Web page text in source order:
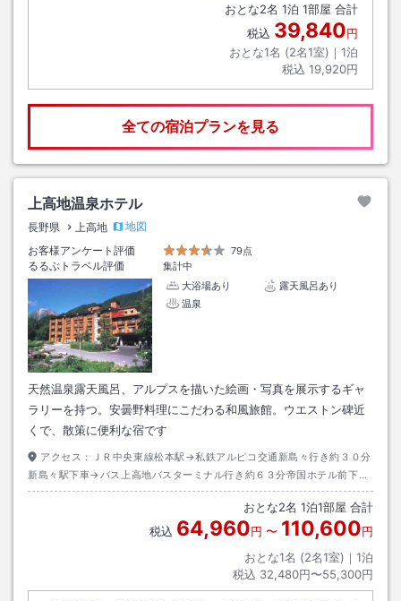
おとな2名 1泊 1部屋 合計
税込 39,840円
おとな1名 (2名1室)｜ 1泊
税込 19,920円
全ての宿泊プランを見る
上高地温泉ホテル
長野県 上高地
地図
お客様アンケート評価
79点
るるぶトラベル評価
集計中
大浴場あり
露天風呂あり
温泉
天然温泉露天風呂、アルプスを描いた絵画・写真を展示するギャ
ラリーを持つ。安曇野料理にこだわる和風旅館。ウエストン碑近
くで、散策に便利な宿です
アクセス：
ＪＲ中央東線松本駅→私鉄アルピコ交通新島々行き約３０分
新島々駅下車→バス上高地バスターミナル行き約６３分帝国ホテル前下車
→徒歩約１０分
おとな2名 1泊1部屋 合計
税込 64,960円 〜 110,600円
おとな1名 (2名1室)｜ 1泊
税込 32,480円〜55,300円